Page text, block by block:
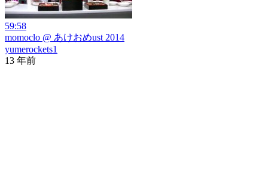
59:58
momoclo @ あけおめust 2014
yumerockets1
13 年前